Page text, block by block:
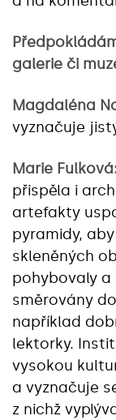
galerie či
Magdaléna
vyznačuje
Marie
přispěla i
artefakty
pyramidy,
skleněných
pohybovaly a
směrovány
například
lektorky.
vysokou
a vyznačuje
z nichž